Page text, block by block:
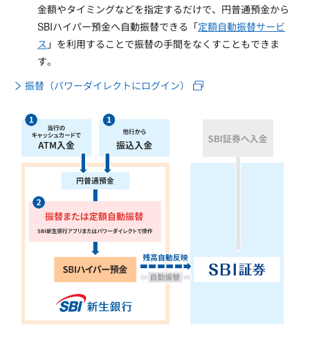
金額やタイミングなどを指定するだけで、円普通預金から
SBIハイパー預金へ自動振替できる「定額自動振替サービ
ス 」を利用することで振替の手間をなくすこともできま
す。
振替（パワーダイレクトにログイン）